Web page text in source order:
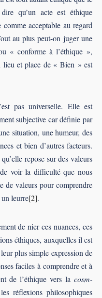
qu’un acte est éthique
acceptable au regard
au plus peut-on juger une
« conforme à l’éthique »,
lieu et place de « Bien » est
pas universelle. Elle est
subjective car définie par
situation, une humeur, des
et bien d’autres facteurs.
repose sur des valeurs
voir la difficulté que nous
de valeurs pour comprendre
leurre[2].
de nier ces nuances, ces
éthiques, auxquelles il est
plus simple expression de
faciles à comprendre et à
de l’éthique vers la cosm-
réflexions philosophiques